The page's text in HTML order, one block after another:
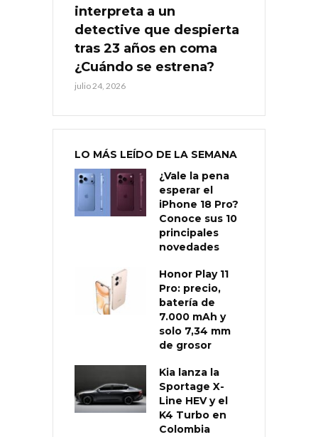
interpreta a un
detective que despierta
tras 23 años en coma
¿Cuándo se estrena?
julio 24, 2026
LO MÁS LEÍDO DE LA SEMANA
¿Vale la pena
esperar el
iPhone 18 Pro?
Conoce sus 10
principales
novedades
Honor Play 11
Pro: precio,
batería de
7.000 mAh y
solo 7,34 mm
de grosor
Kia lanza la
Sportage X-
Line HEV y el
K4 Turbo en
Colombia